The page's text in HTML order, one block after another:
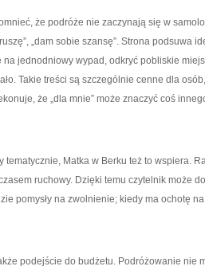
że podróże nie zaczynają się w
„dam sobie szansę”. Strona podsuwa
jednodniowy wypad, odkryć pobliskie
Takie treści są szczególnie cenne dla
że „dla mnie” może znaczyć coś
tematycznie, Matka w Berku też to wspiera.
ruchowy. Dzięki temu czytelnik może
pomysły na zwolnienie; kiedy ma ochotę
podejście do budżetu. Podróżowanie nie